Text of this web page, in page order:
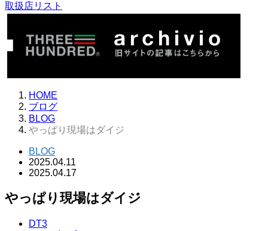
取扱店リスト
HOME
ブログ
BLOG
やっぱり現場はダイジ
BLOG
2025.04.11
2025.04.17
やっぱり現場はダイジ
DT3